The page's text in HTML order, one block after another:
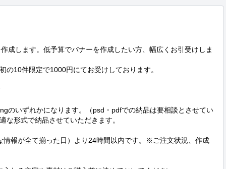
成します。低予算でバナーを作成したい方、幅広くお引受けしま
10件限定で1000円にてお受けしております。
のいずれかになります。（psd・pdfでの納品は要相談とさせてい
な形式で納品させていただきます。
情報が全て揃った日）より24時間以内です。※ご注文状況、作成